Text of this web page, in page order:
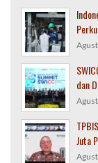
dan
Juta